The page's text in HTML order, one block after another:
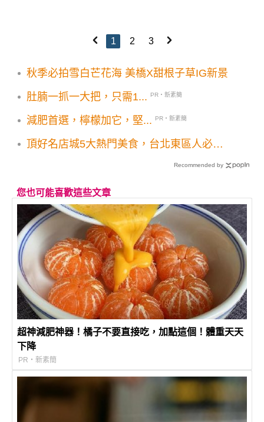
1 2 3
秋季必拍雪白芒花海 美橋X甜根子草IG新景
肚腩一抓一大把，只需1...
PR・新素簡
減肥首選，檸檬加它，堅... PR・新素簡
頂好名店城5大熱門美食，台北東區人必吃
Recommended by
您也可能喜歡這些文章
超神減肥神器！橘子不要直接吃，加點這個！體重天天
下降
PR・新素簡